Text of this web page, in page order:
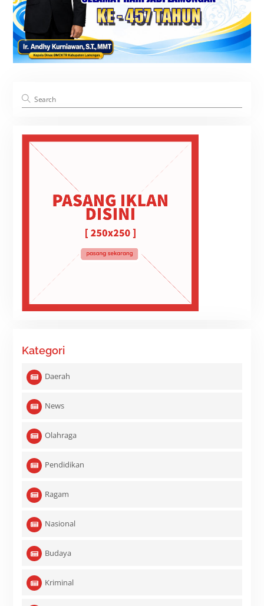
Kategori
Daerah
News
Olahraga
Pendidikan
Ragam
Nasional
Budaya
Kriminal